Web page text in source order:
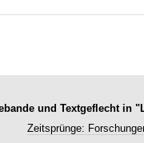
und Textgeflecht in
Zeitsprünge: